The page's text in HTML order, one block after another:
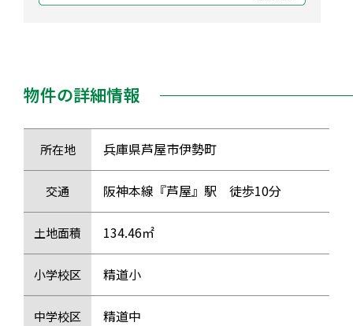
物件の詳細情報
所在地 兵庫県芦屋市伊勢町
交通 阪神本線『芦屋』駅 徒歩10分
土地面積 134.46㎡
小学校区 精道小
中学校区 精道中